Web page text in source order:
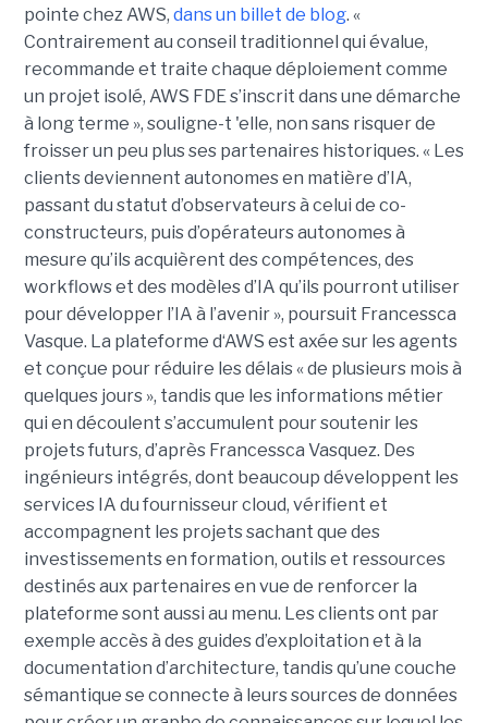
pointe chez AWS, dans un billet de blog. «
Contrairement au conseil traditionnel qui évalue,
recommande et traite chaque déploiement comme
un projet isolé, AWS FDE s’inscrit dans une démarche
à long terme », souligne-t 'elle, non sans risquer de
froisser un peu plus ses partenaires historiques. « Les
clients deviennent autonomes en matière d’IA,
passant du statut d’observateurs à celui de co-
constructeurs, puis d’opérateurs autonomes à
mesure qu’ils acquièrent des compétences, des
workflows et des modèles d’IA qu’ils pourront utiliser
pour développer l’IA à l’avenir », poursuit Francessca
Vasque. La plateforme d‘AWS est axée sur les agents
et conçue pour réduire les délais « de plusieurs mois à
quelques jours », tandis que les informations métier
qui en découlent s’accumulent pour soutenir les
projets futurs, d’après Francessca Vasquez. Des
ingénieurs intégrés, dont beaucoup développent les
services IA du fournisseur cloud, vérifient et
accompagnent les projets sachant que des
investissements en formation, outils et ressources
destinés aux partenaires en vue de renforcer la
plateforme sont aussi au menu. Les clients ont par
exemple accès à des guides d’exploitation et à la
documentation d’architecture, tandis qu’une couche
sémantique se connecte à leurs sources de données